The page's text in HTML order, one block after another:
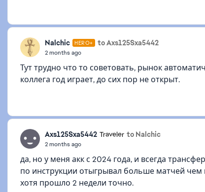
Nalchic HERO+ to Axs125Sxa5442
2 months ago
Тут трудно что то советовать, рынок
коллега год играет, до сих пор не открыт.
Axs125Sxa5442 Traveler to Nalchic
2 months ago
да, но у меня акк с 2024 года, и всегда
по инструкции отыгрывал больше матчей чем
хотя прошло 2 недели точно.